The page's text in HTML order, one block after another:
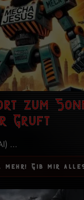
zum
Gruft
...
Gib mir